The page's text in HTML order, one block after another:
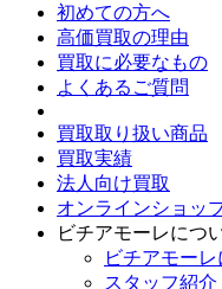
初めての方へ
高価買取の理由
買取に必要なもの
よくあるご質問
買取取り扱い商品
買取実績
法人向け買取
オンラインショッ
ビチアモーレにつ
ビチアモーレ
スタッフ紹介